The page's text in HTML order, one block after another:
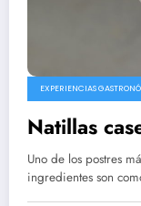
EXPERIENCIAS
Natillas
Uno de los postres
ingredientes son